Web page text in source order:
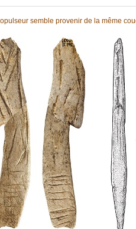
semble provenir de la même